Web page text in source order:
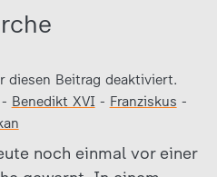
diesen Beitrag deaktiviert.
- Benedikt XVI - Franziskus -
noch einmal vor einer